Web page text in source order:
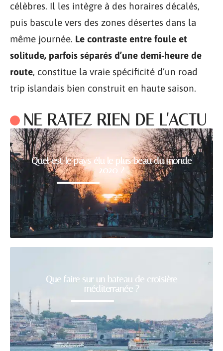
célèbres. Il les intègre à des horaires décalés,
puis bascule vers des zones désertes dans la
même journée. Le contraste entre foule et
solitude, parfois séparés d’une demi-heure de
route, constitue la vraie spécificité d’un road
trip islandais bien construit en haute saison.
NE RATEZ RIEN DE L'ACTU
Quel est le pays élu le plus beau du monde
2020 ?
Que faire sur un bateau de croisière
méditerranée ?